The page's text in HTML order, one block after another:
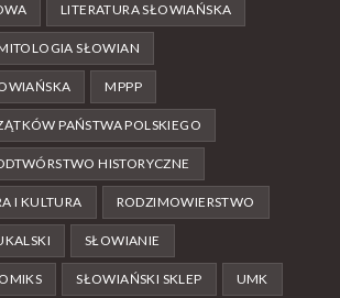
LITERATURA SŁOWIAŃSKA
SŁOWIAN
MPPP
PAŃSTWA POLSKIEGO
HISTORYCZNE
I KULTURA RODZIMOWIERSTWO
SŁOWIANIE
SŁOWIAŃSKI SKLEP UMK